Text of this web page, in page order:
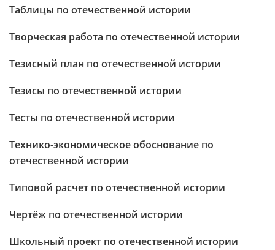
Таблицы по отечественной истории
Творческая работа по отечественной истории
Тезисный план по отечественной истории
Тезисы по отечественной истории
Тесты по отечественной истории
Технико-экономическое обоснование по
отечественной истории
Типовой расчет по отечественной истории
Чертёж по отечественной истории
Школьный проект по отечественной истории